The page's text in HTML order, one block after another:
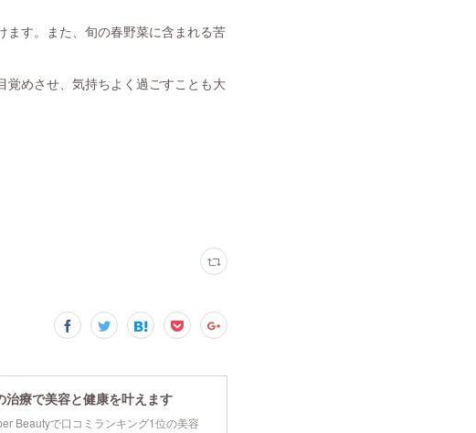
ます。また、旬の春野菜に含まれる苦
めさせ、気持ちよく過ごすことも大
治療で美容と健康を叶えます
Beautyで口コミランキング1位の美容